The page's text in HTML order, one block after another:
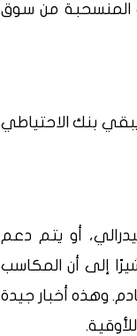
المنسحبة من سوق
بنك الاحتياطي
أو يتم دعم
إلى أن المكاسب
وهذه أخبار جيدة